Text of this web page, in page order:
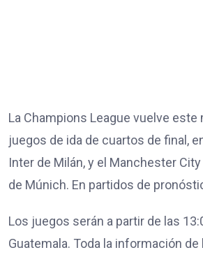
La Champions League vuelve
juegos de ida de cuartos de final,
Inter de Milán, y el Manchester
de Múnich. En partidos de
Los juegos serán a partir de las
Guatemala. Toda la información de